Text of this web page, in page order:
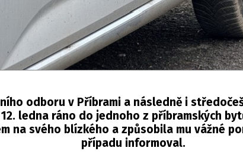
odboru v Příbrami a následně i
ledna ráno do jednoho z příbramských
na svého blízkého a způsobila mu vážné
případu informoval.